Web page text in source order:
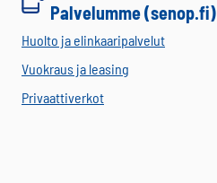
Palvelumme (senop.fi)
Huolto ja elinkaaripalvelut
Vuokraus ja leasing
Privaattiverkot